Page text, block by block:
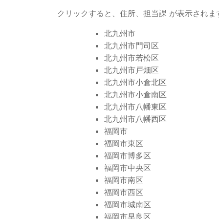
クリックすると、住所、担当課 が表示されま
北九州市
北九州市門司区
北九州市若松区
北九州市戸畑区
北九州市小倉北区
北九州市小倉南区
北九州市八幡東区
北九州市八幡西区
福岡市
福岡市東区
福岡市博多区
福岡市中央区
福岡市南区
福岡市西区
福岡市城南区
福岡市早良区